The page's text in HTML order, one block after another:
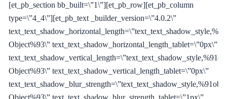
[et_pb_section bb_built=\”1\”][et_pb_row][et_pb_column
type=\”4_4\”][et_pb_text _builder_version=\”4.0.2\”
Object%93\” text_text_shadow_horizontal_length_tablet=\”0px\”
Object%93\” text_text_shadow_vertical_length_tablet=\”0px\”
Object%93\” text_text_shadow_blur_strength_tablet=\”1px\”